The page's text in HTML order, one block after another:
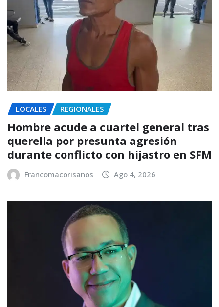
LOCALES REGIONALES
Hombre acude a cuartel general tras
querella por presunta agresión
durante conflicto con hijastro en SFM
Francomacorisanos Ago 4, 2026